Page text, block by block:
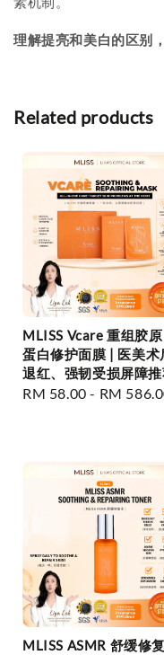
理解提亮和美白的区别
Related products
MLISS Vcare 重组胶原
蛋白修护面膜 | 医美术
退红、强韧受损屏障
Regular
RM 58.00 - RM
MLISS ASMR 舒缓修复